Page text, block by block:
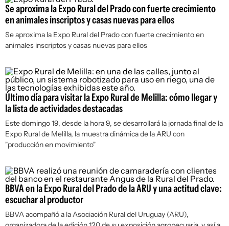
Se aproxima la Expo Rural del Prado con fuerte crecimiento
en animales inscriptos y casas nuevas para ellos
Se aproxima la Expo Rural del Prado con fuerte crecimiento en
animales inscriptos y casas nuevas para ellos
Último día para visitar la Expo Rural de Melilla: cómo llegar y
la lista de actividades destacadas
Este domingo 19, desde la hora 9, se desarrollará la jornada final de la
Expo Rural de Melilla, la muestra dinámica de la ARU con
"producción en movimiento"
BBVA en la Expo Rural del Prado de la ARU y una actitud clave:
escuchar al productor
BBVA acompañó a la Asociación Rural del Uruguay (ARU),